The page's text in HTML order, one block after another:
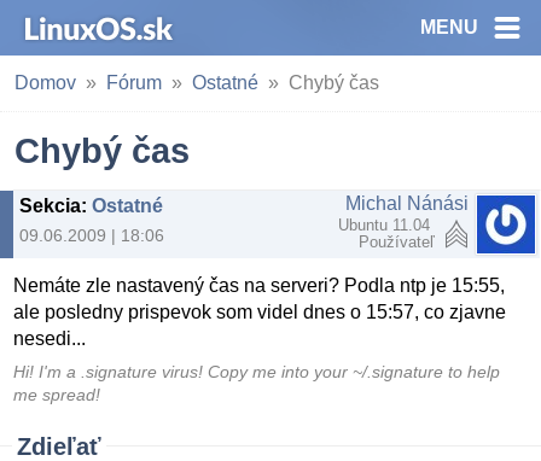
MENU
Domov Fórum Ostatné Chybý čas
Chybý čas
Sekcia: Ostatné
09.06.2009 | 18:06
Michal Nánási
Ubuntu 11.04
Používateľ
Nemáte zle nastavený čas na serveri? Podla ntp je 15:55,
ale posledny prispevok som videl dnes o 15:57, co zjavne
nesedi...
Hi! I'm a .signature virus! Copy me into your ~/.signature to help
me spread!
Zdieľať